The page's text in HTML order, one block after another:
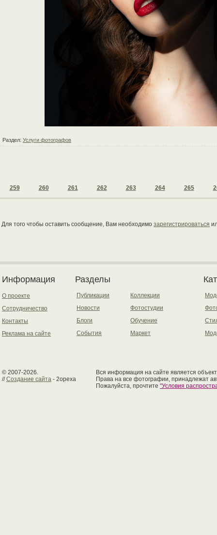
Раздел: Услуги фотографов
259 260 261 262 263 264 265
Для того чтобы оставить сообщение, Вам необходимо зарегистрироваться
Информация
О проекте
Сотрудничество
Контакты
Реклама на сайте
Разделы
Публикации
Новости
Блоги
События
Коллекции
Фотостудии
Обучение
Маркет
© 2007-2026.
//Создание сайта - 2opexa
Вся информация на сайте является
Права на все фотографии, принадлежат
Пожалуйста, прочтите "Условия